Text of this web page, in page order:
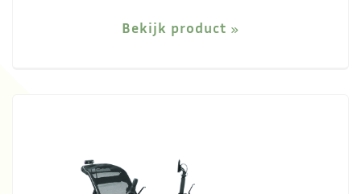
Bekijk product